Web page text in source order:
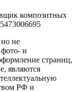
композитных
не
и
страниц,
являются
РФ и